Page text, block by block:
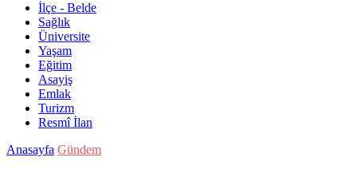
İlçe - Belde
Sağlık
Üniversite
Yaşam
Eğitim
Asayiş
Emlak
Turizm
Resmî İlan
Anasayfa Gündem